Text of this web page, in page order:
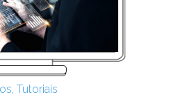
, Tutoriais